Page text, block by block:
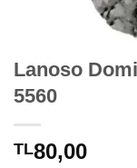
Lanoso
5560
TL80,00